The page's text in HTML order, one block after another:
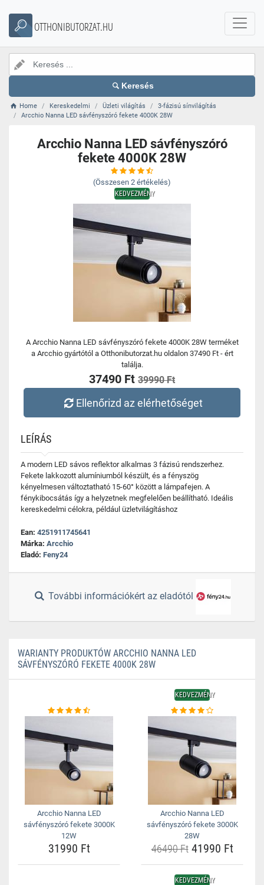
OTTHONIBUTORZAT.HU
Keresés
Home Kereskedelmi Üzleti világítás
3-fázisú sínvilágítás
Arcchio Nanna LED sávfényszóró fekete 4000K 28W
Arcchio Nanna LED sávfényszóró
fekete 4000K 28W
(Összesen 2 értékelés)
KEDVEZMÉNY
A Arcchio Nanna LED sávfényszóró fekete 4000K 28W terméket
a Arcchio gyártótól a Otthonibutorzat.hu oldalon 37490 Ft - ért
találja.
37490 Ft 39990 Ft
Ellenőrizd az elérhetőséget
LEÍRÁS
A modern LED sávos reflektor alkalmas 3 fázisú rendszerhez.
Fekete lakkozott alumíniumból készült, és a fényszög
kényelmesen változtatható 15-60° között a lámpafejen. A
fénykibocsátás így a helyzetnek megfelelően beállítható. Ideális
kereskedelmi célokra, például üzletvilágításhoz
Ean: 4251911745641
Márka: Arcchio
Eladó: Feny24
További információkért az eladótól
WARIANTY PRODUKTÓW ARCCHIO NANNA LED
SÁVFÉNYSZÓRÓ FEKETE 4000K 28W
Arcchio Nanna LED
sávfényszóró fekete 3000K
12W
31990 Ft
KEDVEZMÉNY
Arcchio Nanna LED
sávfényszóró fekete 3000K
28W
46490 Ft41990 Ft
KEDVEZMÉNY